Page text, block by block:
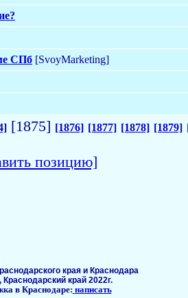
СПб [SvoyMarketing]
[1875] [1876] [1877] [1878] [1879]
позицию]
края и Краснодара
Краснодарский край 2022г.
в Краснодаре: написать